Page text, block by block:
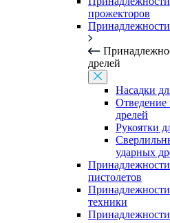
прожекторов
дрелей
Насадки
Отведение
дрелей
Рукоятки
ударных
пистолетов
техники